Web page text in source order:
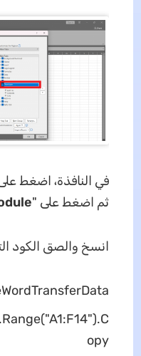
في النافذة، اضغط
ثم اضغط على "
انسخ والصق الكود
opy